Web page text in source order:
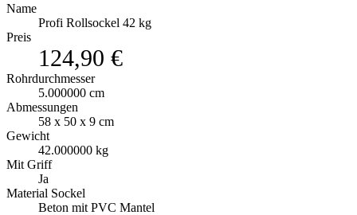
Name
Profi Rollsockel 42 kg
Preis
124,90 €
Rohrdurchmesser
5.000000 cm
Abmessungen
58 x 50 x 9 cm
Gewicht
42.000000 kg
Mit Griff
Ja
Material Sockel
Beton mit PVC Mantel